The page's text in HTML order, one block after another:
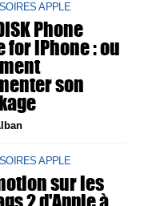
APPLE
Phone
for iPhone : ou
son
APPLE
sur les